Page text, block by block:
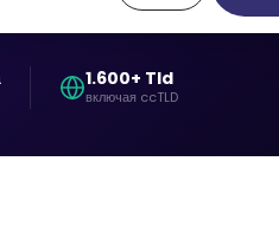
1.600+ Tld
включая ccTLD